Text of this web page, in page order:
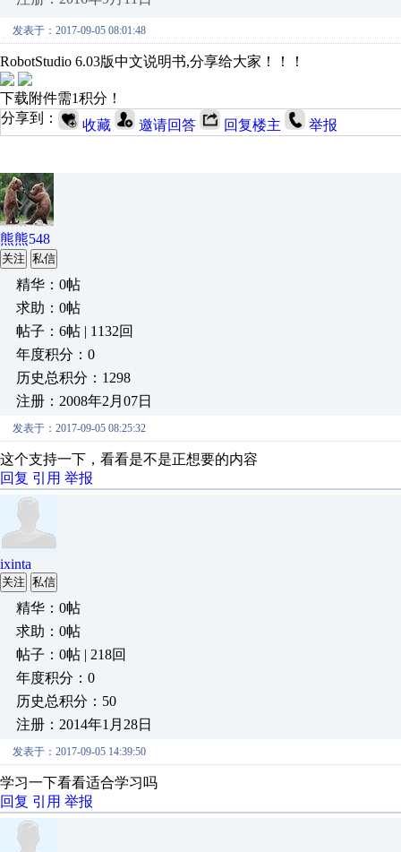
发表于：2017-09-05 08:01:48
RobotStudio 6.03版中文说明书,分享给大家！！！
下载附件需1积分！
分享到：
收藏 邀请回答 回复楼主 举报
熊熊548
关注 私信
精华：0帖
求助：0帖
帖子：6帖 | 1132回
年度积分：0
历史总积分：1298
注册：2008年2月07日
发表于：2017-09-05 08:25:32
这个支持一下，看看是不是正想要的内容
回复 引用 举报
ixinta
关注 私信
精华：0帖
求助：0帖
帖子：0帖 | 218回
年度积分：0
历史总积分：50
注册：2014年1月28日
发表于：2017-09-05 14:39:50
学习一下看看适合学习吗
回复 引用 举报